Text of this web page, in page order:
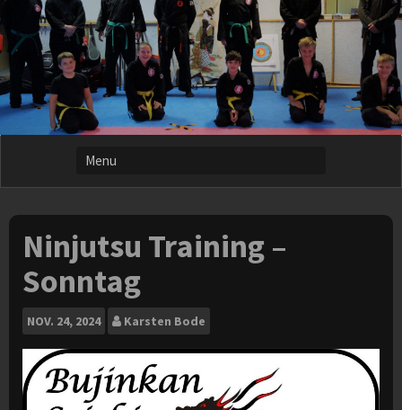
Ninjutsu Training –
Sonntag
NOV. 24, 2024 Karsten Bode